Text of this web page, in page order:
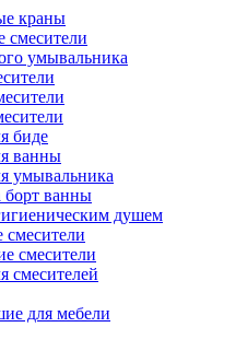
краны
смесители
умывальника
биде
ванны
умывальника
борт ванны
душем
смесители
смесители
смесителей
для мебели